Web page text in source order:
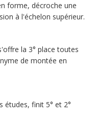
forme, décroche une
à l'échelon supérieur.
la 3° place toutes
de montée en
études, finit 5° et 2°